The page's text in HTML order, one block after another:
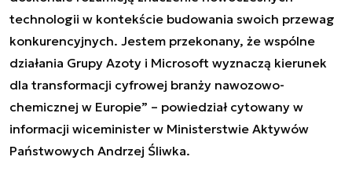
technologii w kontekście budowania swoich przewag
konkurencyjnych. Jestem przekonany, że wspólne
działania Grupy Azoty i Microsoft wyznaczą kierunek
dla transformacji cyfrowej branży nawozowo-
chemicznej w Europie” – powiedział cytowany w
informacji wiceminister w Ministerstwie Aktywów
Państwowych Andrzej Śliwka.